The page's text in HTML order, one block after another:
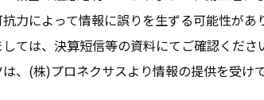
力によって情報に誤りを生ずる可能性があ
ては、決算短信等の資料にてご確認くださ
、(株)プロネクサスより情報の提供を受けて